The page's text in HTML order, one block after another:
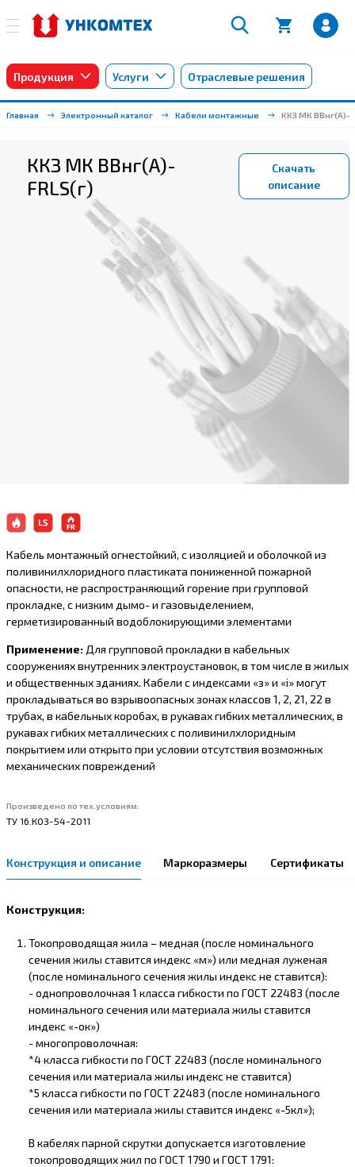
Продукция Услуги Отраслевые решения
Главная Электронный каталог Кабели монтажные ККЗ МК ВВнг(А)-
ККЗ МК ВВнг(А)-
FRLS(г)
Скачать
описание
Кабель монтажный огнестойкий, с изоляцией и оболочкой из
поливинилхлоридного пластиката пониженной пожарной
опасности, не распространяющий горение при групповой
прокладке, с низким дымо- и газовыделением,
герметизированный водоблокирующими элементами
Применение:Для групповой прокладки в кабельных
сооружениях внутренних электроустановок, в том числе в жилых
и общественных зданиях. Кабели с индексами «з» и «i» могут
прокладываться во взрывоопасных зонах классов 1, 2, 21, 22 в
трубах, в кабельных коробах, в рукавах гибких металлических, в
рукавах гибких металлических с поливинилхлоридным
покрытием или открыто при условии отсутствия возможных
механических повреждений
Произведено по тех.условиям:
ТУ 16.К03-54-2011
Конструкция и описание Маркоразмеры Сертификаты
Конструкция:
Токопроводящая жила – медная (после номинального
сечения жилы ставится индекс «м») или медная луженая
(после номинального сечения жилы индекс не ставится):
- однопроволочная 1 класса гибкости по ГОСТ 22483 (после
номинального сечения или материала жилы ставится
индекс «-ок»)
- многопроволочная:
*4 класса гибкости по ГОСТ 22483 (после номинального
сечения или материала жилы индекс не ставится)
*5 класса гибкости по ГОСТ 22483 (после номинального
сечения или материала жилы ставится индекс «-5кл»);
В кабелях парной скрутки допускается изготовление
токопроводящих жил по ГОСТ 1790 и ГОСТ 1791: